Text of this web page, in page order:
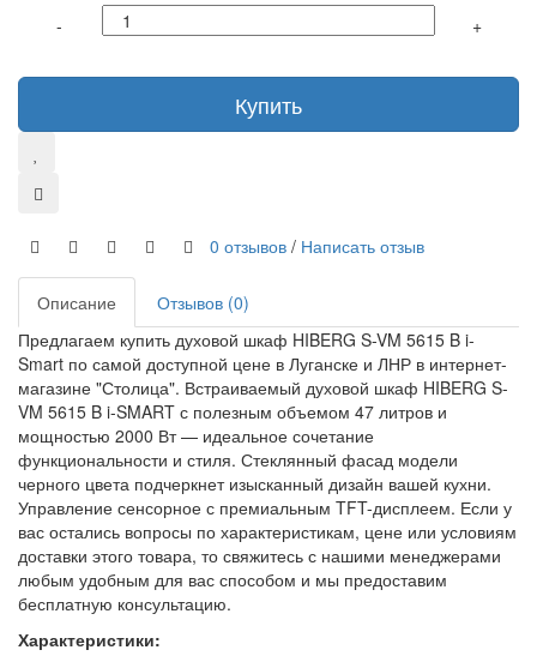
-
+
Купить
0 отзывов / Написать отзыв
Описание
Отзывов (0)
Предлагаем купить духовой шкаф HIBERG S-VM 5615 B i-
Smart по самой доступной цене в Луганске и ЛНР в интернет-
магазине "Столица". Встраиваемый духовой шкаф HIBERG S-
VM 5615 B i-SMART с полезным объемом 47 литров и
мощностью 2000 Вт — идеальное сочетание
функциональности и стиля. Стеклянный фасад модели
черного цвета подчеркнет изысканный дизайн вашей кухни.
Управление сенсорное с премиальным TFT-дисплеем. Если у
вас остались вопросы по характеристикам, цене или условиям
доставки этого товара, то свяжитесь с нашими менеджерами
любым удобным для вас способом и мы предоставим
бесплатную консультацию.
Характеристики: